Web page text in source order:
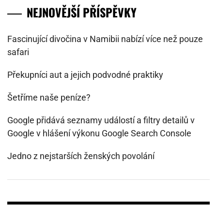
NEJNOVĚJŠÍ PŘÍSPĚVKY
Fascinující divočina v Namibii nabízí více než pouze
safari
Překupníci aut a jejich podvodné praktiky
Šetříme naše peníze?
Google přidává seznamy událostí a filtry detailů v
Google v hlášení výkonu Google Search Console
Jedno z nejstarších ženských povolání